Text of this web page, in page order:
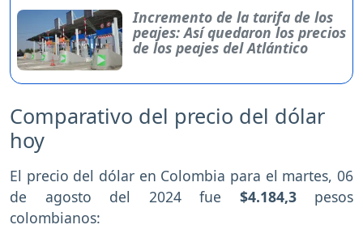
Incremento de la tarifa de los
peajes: Así quedaron los precios
de los peajes del Atlántico
Comparativo del precio del dólar
hoy
El precio del dólar en Colombia para el martes, 06
de agosto del 2024 fue $4.184,3 pesos
colombianos: